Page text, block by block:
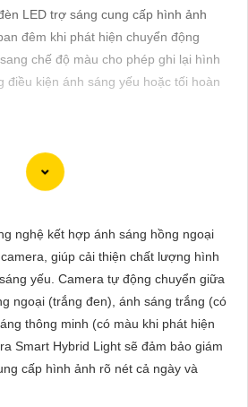
LED trợ sáng cung cấp hình ảnh
đêm khi phát hiện chuyển động
chế độ màu cho phép ghi lại hình
điều kiện ánh sáng yếu hoặc tối hoàn
IP được đánh giá cao về chất lượng
Dahua, Axis, Bosch.
nghệ kết hợp ánh sáng hồng ngoại
giúp cải thiện chất lượng hình
yếu. Camera tự động chuyển giữa
ngoại (trắng đen), ánh sáng trắng (có
thông minh (có màu khi phát hiện
Smart Hybrid Light sẽ đảm bảo giám
cấp hình ảnh rõ nét cả ngày và